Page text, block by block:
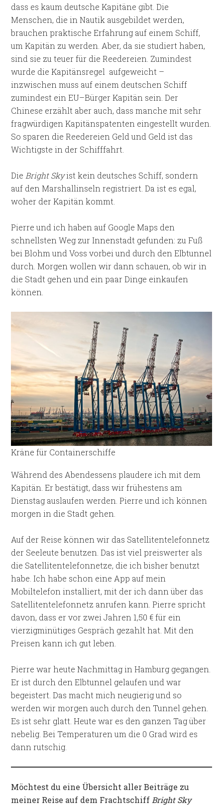
dass es kaum deutsche Kapitäne gibt. Die
Menschen, die in Nautik ausgebildet werden,
brauchen praktische Erfahrung auf einem Schiff,
um Kapitän zu werden. Aber, da sie studiert haben,
sind sie zu teuer für die Reedereien. Zumindest
wurde die Kapitänsregel aufgeweicht –
inzwischen muss auf einem deutschen Schiff
zumindest ein EU–Bürger Kapitän sein. Der
Chinese erzählt aber auch, dass manche mit sehr
fragwürdigen Kapitänspatenten eingestellt wurden.
So sparen die Reedereien Geld und Geld ist das
Wichtigste in der Schifffahrt.
Die Bright Skyist kein deutsches Schiff, sondern
auf den Marshallinseln registriert. Da ist es egal,
woher der Kapitän kommt.
Pierre und ich haben auf Google Maps den
schnellsten Weg zur Innenstadt gefunden: zu Fuß
bei Blohm und Voss vorbei und durch den Elbtunnel
durch. Morgen wollen wir dann schauen, ob wir in
die Stadt gehen und ein paar Dinge einkaufen
können.
Kräne für Containerschiffe
Während des Abendessens plaudere ich mit dem
Kapitän. Er bestätigt, dass wir frühestens am
Dienstag auslaufen werden. Pierre und ich können
morgen in die Stadt gehen.
Auf der Reise können wir das Satellitentelefonnetz
der Seeleute benutzen. Das ist viel preiswerter als
die Satellitentelefonnetze, die ich bisher benutzt
habe. Ich habe schon eine App auf mein
Mobiltelefon installiert, mit der ich dann über das
Satellitentelefonnetz anrufen kann. Pierre spricht
davon, dass er vor zwei Jahren 1,50 € für ein
vierzigminütiges Gespräch gezahlt hat. Mit den
Preisen kann ich gut leben.
Pierre war heute Nachmittag in Hamburg gegangen.
Er ist durch den Elbtunnel gelaufen und war
begeistert. Das macht mich neugierig und so
werden wir morgen auch durch den Tunnel gehen.
Es ist sehr glatt. Heute war es den ganzen Tag über
nebelig. Bei Temperaturen um die 0 Grad wird es
dann rutschig.
Möchtest du eine Übersicht aller Beiträge zu
meiner Reise auf dem Frachtschiff Bright Sky